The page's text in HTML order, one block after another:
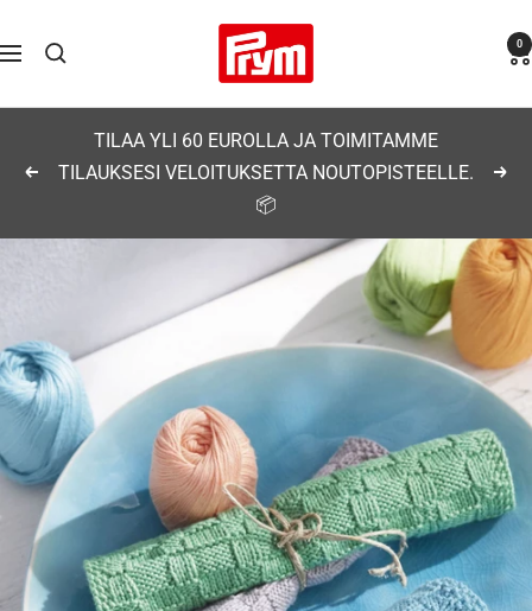
sisältöön
Navigaatio
Prym 0
Edellinen
TILAA YLI 60 EUROLLA JA TOIMITAMME
TILAUKSESI VELOITUKSETTA NOUTOPISTEELLE.
📦